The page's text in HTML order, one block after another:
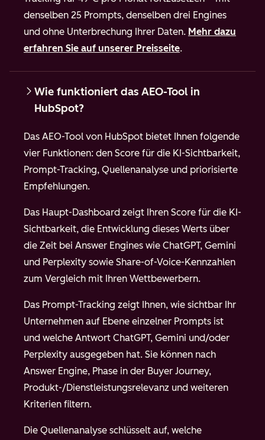
denselben 25 Prompts, denselben drei Engines
und ohne Unterbrechung Ihrer Daten. Mehr dazu
erfahren Sie auf unserer Preisseite.
Wie funktioniert das AEO-Tool in
HubSpot?
Das AEO-Tool von HubSpot bietet Ihnen folgende
vier Funktionen: den Score für die KI-Sichtbarkeit,
Prompt-Tracking, Quellenanalyse und priorisierte
Empfehlungen.
Das Haupt-Dashboard zeigt Ihren Score für die KI-
Sichtbarkeit, die Entwicklung dieses Werts über
die Zeit bei Answer Engines wie ChatGPT, Gemini
und Perplexity sowie Share-of-Voice-Kennzahlen
zum Vergleich mit Ihren Wettbewerbern.
Das Prompt-Tracking zeigt Ihnen, wie sichtbar Ihr
Unternehmen auf Ebene einzelner Prompts ist
und welche Antwort ChatGPT, Gemini und/oder
Perplexity ausgegeben hat. Sie können nach
Answer Engine, Phase in der Buyer Journey,
Produkt-/Dienstleistungsrelevanz und weiteren
Kriterien filtern.
Die Quellenanalyse schlüsselt auf, welche